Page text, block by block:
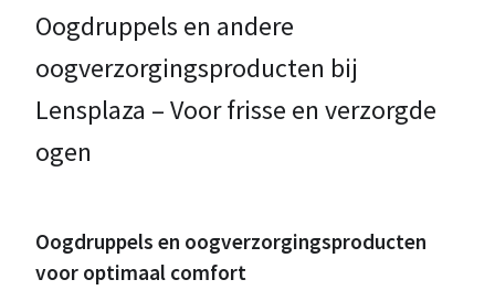
Oogdruppels en andere
oogverzorgingsproducten bij
Lensplaza – Voor frisse en verzorgde
ogen
Oogdruppels en oogverzorgingsproducten
voor optimaal comfort